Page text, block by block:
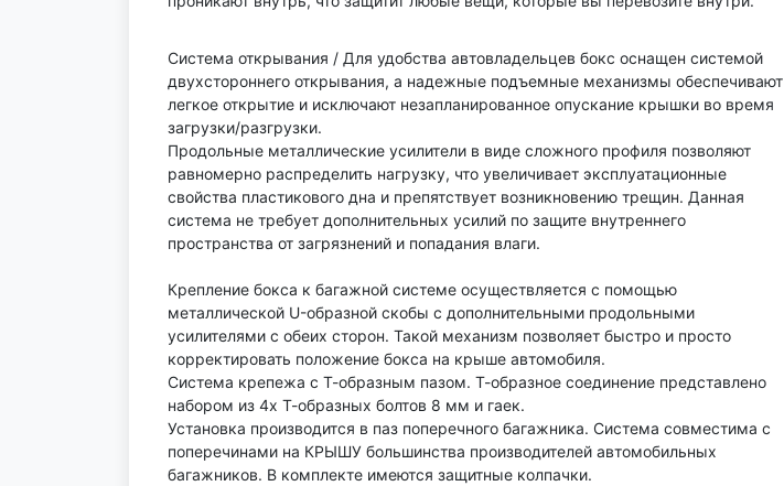
Система открывания / Для удобства автовладельцев бокс оснащен системой
двухстороннего открывания, а надежные подъемные механизмы обеспечивают
легкое открытие и исключают незапланированное опускание крышки во время
загрузки/разгрузки.
Продольные металлические усилители в виде сложного профиля позволяют
равномерно распределить нагрузку, что увеличивает эксплуатационные
свойства пластикового дна и препятствует возникновению трещин. Данная
система не требует дополнительных усилий по защите внутреннего
пространства от загрязнений и попадания влаги.
Крепление бокса к багажной системе осуществляется с помощью
металлической U-образной скобы с дополнительными продольными
усилителями с обеих сторон. Такой механизм позволяет быстро и просто
корректировать положение бокса на крыше автомобиля.
Система крепежа с Т-образным пазом. Т-образное соединение представлено
набором из 4х Т-образных болтов 8 мм и гаек.
Установка производится в паз поперечного багажника. Система совместима с
поперечинами на КРЫШУ большинства производителей автомобильных
багажников. В комплекте имеются защитные колпачки.